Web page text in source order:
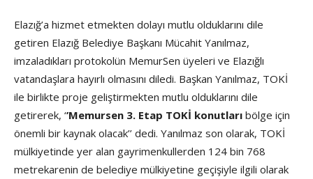
Elazığ’a hizmet etmekten dolayı mutlu olduklarını dile
getiren Elazığ Belediye Başkanı Mücahit Yanılmaz,
imzaladıkları protokolün MemurSen üyeleri ve Elazığlı
vatandaşlara hayırlı olmasını diledi. Başkan Yanılmaz, TOKİ
ile birlikte proje geliştirmekten mutlu olduklarını dile
getirerek, ‘’Memursen 3. Etap TOKİ konutları bölge için
önemli bir kaynak olacak’’ dedi. Yanılmaz son olarak, TOKİ
mülkiyetinde yer alan gayrimenkullerden 124 bin 768
metrekarenin de belediye mülkiyetine geçişiyle ilgili olarak